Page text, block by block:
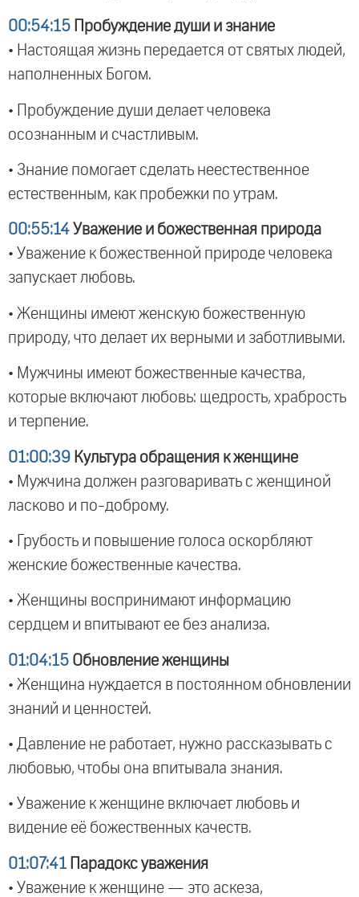
00:54:15 Пробуждение души и знание
• Настоящая жизнь передается от святых людей,
наполненных Богом.
• Пробуждение души делает человека
осознанным и счастливым.
• Знание помогает сделать неестественное
естественным, как пробежки по утрам.
00:55:14 Уважение и божественная природа
• Уважение к божественной природе человека
запускает любовь.
• Женщины имеют женскую божественную
природу, что делает их верными и заботливыми.
• Мужчины имеют божественные качества,
которые включают любовь: щедрость, храбрость
и терпение.
01:00:39 Культура обращения к женщине
• Мужчина должен разговаривать с женщиной
ласково и по-доброму.
• Грубость и повышение голоса оскорбляют
женские божественные качества.
• Женщины воспринимают информацию
сердцем и впитывают ее без анализа.
01:04:15 Обновление женщины
• Женщина нуждается в постоянном обновлении
знаний и ценностей.
• Давление не работает, нужно рассказывать с
любовью, чтобы она впитывала знания.
• Уважение к женщине включает любовь и
видение её божественных качеств.
01:07:41 Парадокс уважения
• Уважение к женщине — это аскеза,